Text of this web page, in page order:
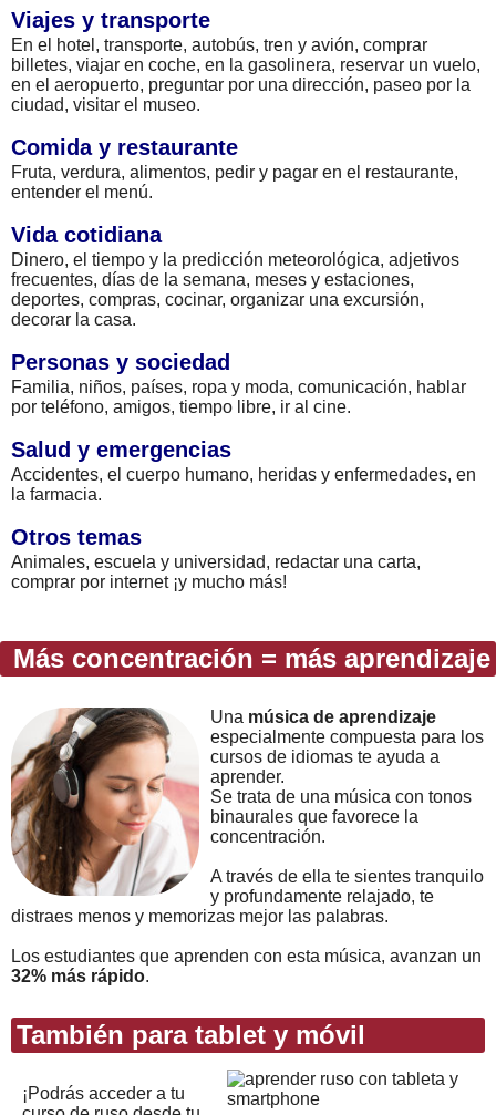
Viajes y transporte
En el hotel, transporte, autobús, tren y avión, comprar
billetes, viajar en coche, en la gasolinera, reservar un vuelo,
en el aeropuerto, preguntar por una dirección, paseo por la
ciudad, visitar el museo.
Comida y restaurante
Fruta, verdura, alimentos, pedir y pagar en el restaurante,
entender el menú.
Vida cotidiana
Dinero, el tiempo y la predicción meteorológica, adjetivos
frecuentes, días de la semana, meses y estaciones,
deportes, compras, cocinar, organizar una excursión,
decorar la casa.
Personas y sociedad
Familia, niños, países, ropa y moda, comunicación, hablar
por teléfono, amigos, tiempo libre, ir al cine.
Salud y emergencias
Accidentes, el cuerpo humano, heridas y enfermedades, en
la farmacia.
Otros temas
Animales, escuela y universidad, redactar una carta,
comprar por internet ¡y mucho más!
Más concentración = más aprendizaje
Una música de aprendizaje
especialmente compuesta para los
cursos de idiomas te ayuda a
aprender.
Se trata de una música con tonos
binaurales que favorece la
concentración.
A través de ella te sientes tranquilo
y profundamente relajado, te
distraes menos y memorizas mejor las palabras.
Los estudiantes que aprenden con esta música, avanzan un
32% más rápido.
También para tablet y móvil
¡Podrás acceder a tu